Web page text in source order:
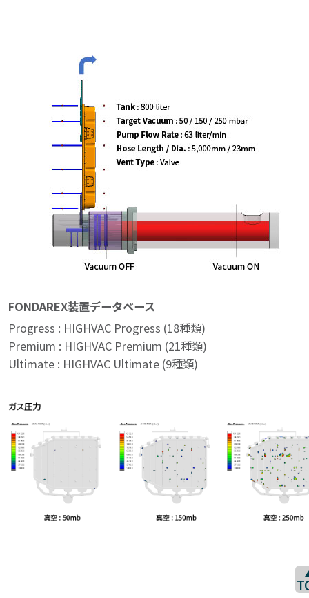
FONDAREX装置データベース
Progress : HIGHVAC Progress (18種類)
Premium : HIGHVAC Premium (21種類)
Ultimate : HIGHVAC Ultimate (9種類)